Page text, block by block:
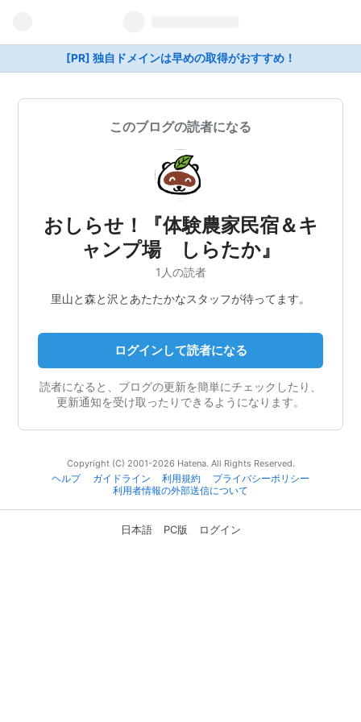
[PR] 独自ドメインは早めの取得がおすすめ！
このブログの読者になる
おしらせ！『体験農家民宿＆キ
ャンプ場 しらたか』
1人の読者
里山と森と沢とあたたかなスタッフが待ってます。
ログインして読者になる
読者になると、ブログの更新を簡単にチェックしたり、
更新通知を受け取ったりできるようになります。
Copyright (C) 2001-2026 Hatena. All Rights Reserved.
ヘルプ
ガイドライン 利用規約
プライバシーポリシー
利用者情報の外部送信について
日本語 PC版 ログイン